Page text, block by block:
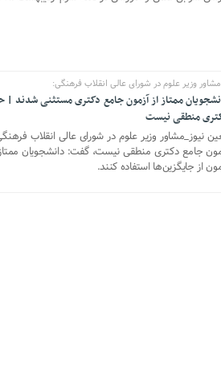
مشاور وزیر علوم در شورای عالی انقلاب فرهنگی:
ممتاز از آزمون جامع دکتری مستثنی شدند
منطقی نیست
نیوز_مشاور وزیر علوم در شورای عالی انقلاب
جامع دکتری منطقی نیست، گفت: دانشجویان
از جایگزین‌ها استفاده کنند.